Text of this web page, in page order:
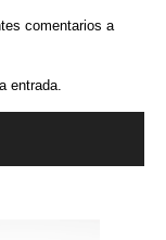
comentarios a
entrada.